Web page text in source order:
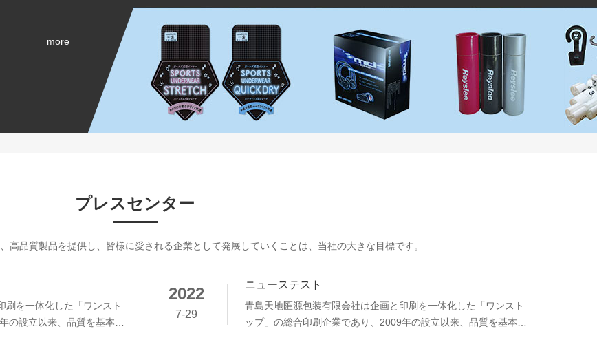
more
プレスセンター
高品質製品を提供し、皆様に愛される企業として発展していくことは、当社の大きな目標です。
刷を一体化した「ワンスト
の設立以来、品質を基本と
2022
7-29
ニューステスト
青島天地匯源包装有限会社は企画と印刷を一体化した「ワンスト
ップ」の総合印刷企業であり、2009年の設立以来、品質を基本と